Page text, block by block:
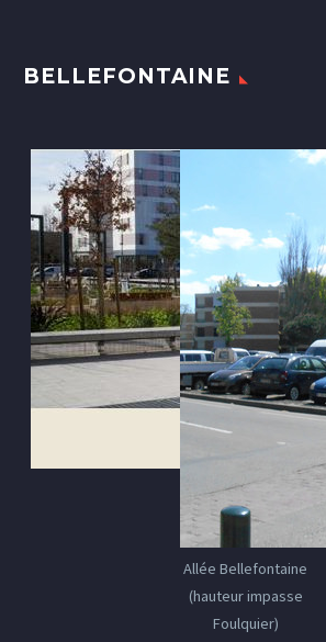
BELLEFONTAINE
Allée Bellefontaine
(hauteur impasse
Foulquier)